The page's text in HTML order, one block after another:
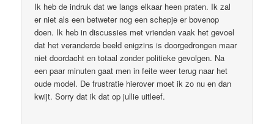
Ik heb de indruk dat we langs elkaar heen praten. Ik zal
er niet als een betweter nog een schepje er bovenop
doen. Ik heb in discussies met vrienden vaak het gevoel
dat het veranderde beeld enigzins is doorgedrongen maar
niet doordacht en totaal zonder politieke gevolgen. Na
een paar minuten gaat men in feite weer terug naar het
oude model. De frustratie hierover moet ik zo nu en dan
kwijt. Sorry dat ik dat op jullie uitleef.